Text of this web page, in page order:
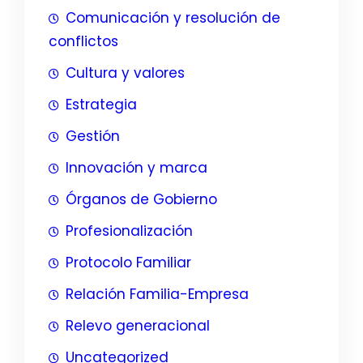
Comunicación y resolución de
conflictos
Cultura y valores
Estrategia
Gestión
Innovación y marca
Órganos de Gobierno
Profesionalización
Protocolo Familiar
Relación Familia-Empresa
Relevo generacional
Uncategorized